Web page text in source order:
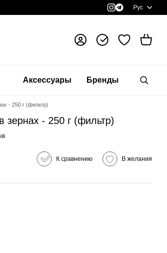
Рус
Аксессуары Бренды
- 250 г (фильтр)
зернах - 250 г (фильтр)
К сравнению В желания